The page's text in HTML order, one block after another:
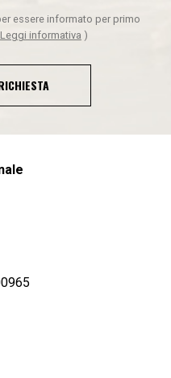
essere informato per primo
Leggi informativa )